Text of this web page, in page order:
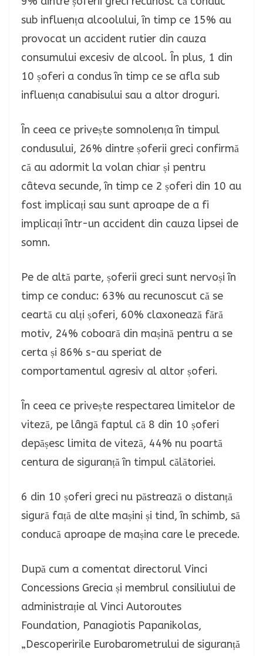
sub influența alcoolului, în timp ce 15% au
provocat un accident rutier din cauza
consumului excesiv de alcool. În plus, 1 din
10 șoferi a condus în timp ce se afla sub
influența canabisului sau a altor droguri.
În ceea ce privește somnolența în timpul
condusului, 26% dintre șoferii greci confirmă
că au adormit la volan chiar și pentru
câteva secunde, în timp ce 2 șoferi din 10 au
fost implicați sau sunt aproape de a fi
implicați într-un accident din cauza lipsei de
somn.
Pe de altă parte, șoferii greci sunt nervoși în
timp ce conduc: 63% au recunoscut că se
ceartă cu alți șoferi, 60% claxonează fără
motiv, 24% coboară din mașină pentru a se
certa și 86% s-au speriat de
comportamentul agresiv al altor șoferi.
În ceea ce privește respectarea limitelor de
viteză, pe lângă faptul că 8 din 10 șoferi
depășesc limita de viteză, 44% nu poartă
centura de siguranță în timpul călătoriei.
6 din 10 șoferi greci nu păstrează o distanță
sigură față de alte mașini și tind, în schimb, să
conducă aproape de mașina care le precede.
După cum a comentat directorul Vinci
Concessions Grecia și membrul consiliului de
administrație al Vinci Autoroutes
Foundation, Panagiotis Papanikolas,
„Descoperirile Eurobarometrului de siguranță